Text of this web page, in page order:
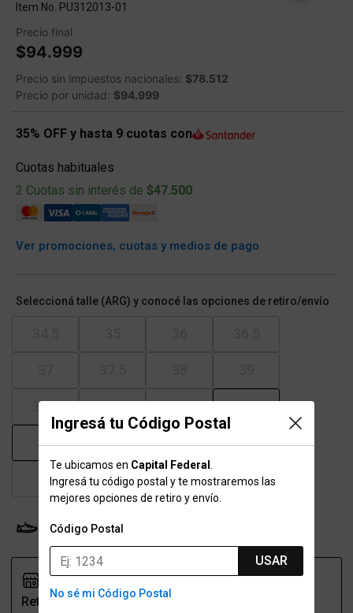
Ingresá tu Código Postal
Te ubicamos en Capital Federal
Ingresá tu código postal y te mostraremos las
mejores opciones de retiro y envío.
Código Postal
USAR
No sé mi Código Postal
Item No. PU312013-01
Precio final
$94.999
Precio sin impuestos nacionales: $78.512
Precio por unidad: $94.999
35% OFF y hasta 9 cuotas con
Cuotas habituales
2 Cuotas sin interés de $47.500
Ver promociones, cuotas y medios de pago
Seleccioná talle (ARG) y conocé las opciones de retiro/envío
39.5 40 41 41.5
42 43 43.5 44
45 46 47
Probador Virtual
Retiro